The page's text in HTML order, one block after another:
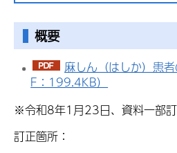
概要
麻しん（はしか）患
F：199.4KB）
※令和8年1月23日、資料一部
訂正箇所：